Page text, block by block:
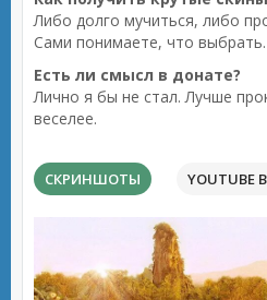
Либо долго мучиться, либо
Сами понимаете, что выбрать.
Есть ли смысл в донате?
Лично я бы не стал. Лучше
веселее.
СКРИНШОТЫ YOUTUBE